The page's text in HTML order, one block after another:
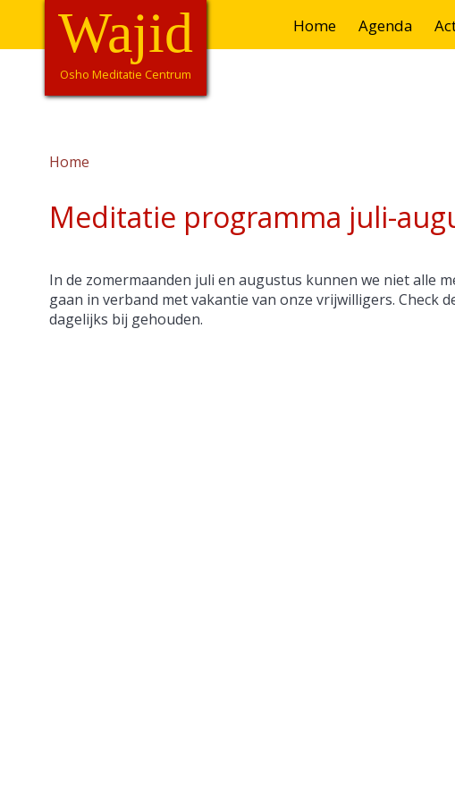
Overslaan
naar
Hoofdnavigatie
Home Agenda
Wajid
Osho Meditatie Centrum
Home
Meditatie programma juli-
In de zomermaanden juli en augustus kunnen we niet alle
gaan in verband met vakantie van onze vrijwilligers. Check
dagelijks bij gehouden.